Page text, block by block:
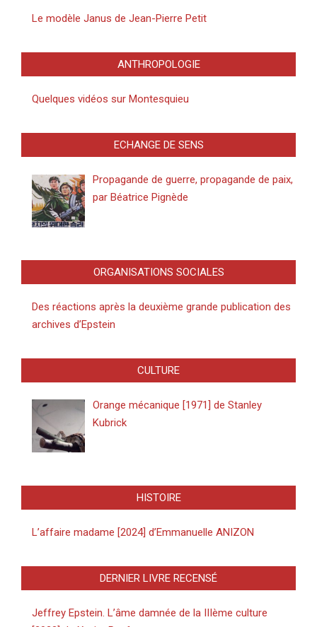
Le modèle Janus de Jean-Pierre Petit
ANTHROPOLOGIE
Quelques vidéos sur Montesquieu
ECHANGE DE SENS
Propagande de guerre, propagande de paix,
par Béatrice Pignède
ORGANISATIONS SOCIALES
Des réactions après la deuxième grande publication des
archives d’Epstein
CULTURE
Orange mécanique [1971] de Stanley
Kubrick
HISTOIRE
L’affaire madame [2024] d’Emmanuelle ANIZON
DERNIER LIVRE RECENSÉ
Jeffrey Epstein. L’âme damnée de la IIIème culture